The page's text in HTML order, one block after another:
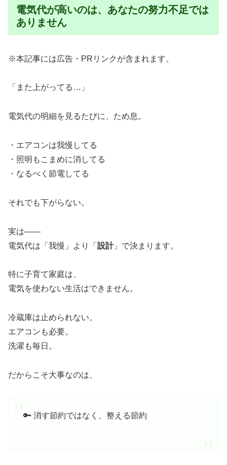
電気代が高いのは、あなたの努力不足では
ありません
※本記事には広告・PRリンクが含まれます。
「また上がってる…」
電気代の明細を見るたびに、ため息。
・エアコンは我慢してる
・照明もこまめに消してる
・なるべく節電してる
それでも下がらない。
実は――
電気代は「我慢」より「 設計」で決まります。
特に子育て家庭は、
電気を使わない生活はできません。
冷蔵庫は止められない。
エアコンも必要。
洗濯も毎日。
だからこそ大事なのは、
🔑 消す節約ではなく、整える節約